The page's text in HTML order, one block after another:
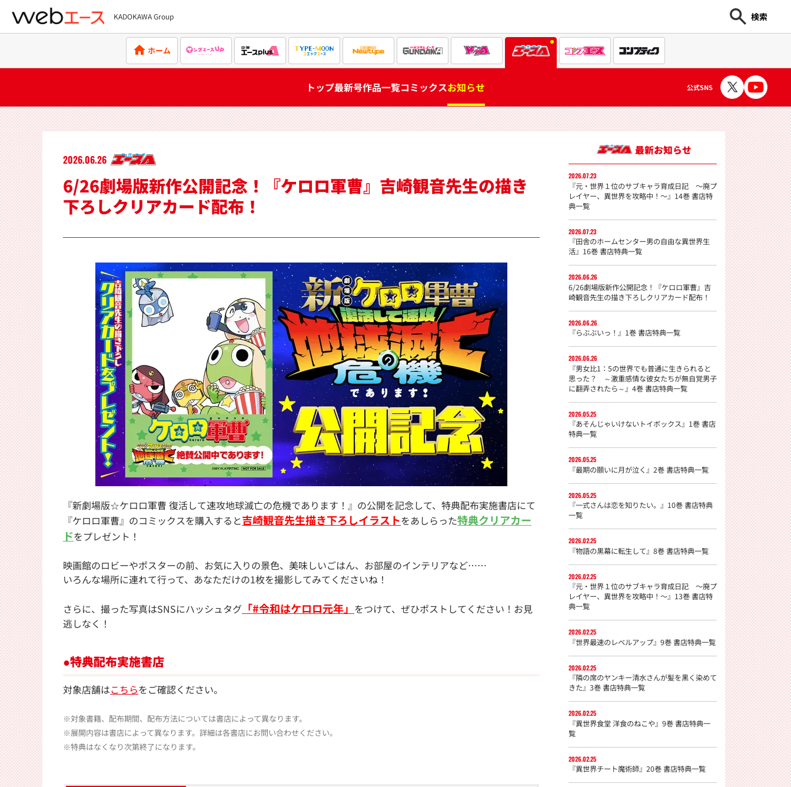
webエース
KADOKAWA Group 検索
ホーム
トップ最新号作品一覧コミックスお知らせ 公式SNS
2026.06.26
6/26劇場版新作公開記念！『ケロロ軍曹』吉崎観音先生の描き
下ろしクリアカード配布！
『新劇場版☆ケロロ軍曹 復活して速攻地球滅亡の危機であります！』の公開を記念して、特典配布実施書店にて
『ケロロ軍曹』のコミックスを購入すると吉崎観音先生描き下ろしイラストをあしらった特典クリアカー
ドをプレゼント！
映画館のロビーやポスターの前、お気に入りの景色、美味しいごはん、お部屋のインテリアなど……
いろんな場所に連れて行って、あなただけの1枚を撮影してみてくださいね！
さらに、撮った写真はSNSにハッシュタグ 「#令和はケロロ元年」​ をつけて、ぜひポストしてください！お見
逃しなく！
●特典配布実施書店
対象店舗はこちらをご確認ください。
※対象書籍、配布期間、配布方法については書店によって異なります。
※展開内容は書店によって異なります。詳細は各書店にお問い合わせください。
※特典はなくなり次第終了になります。
最新お知らせ
2026.07.23
『元・世界１位のサブキャラ育成日記 〜廃プ
レイヤー、異世界を攻略中！〜』14巻 書店特
典一覧
2026.07.23
『田舎のホームセンター男の自由な異世界生
活』16巻 書店特典一覧
2026.06.26
6/26劇場版新作公開記念！『ケロロ軍曹』吉
崎観音先生の描き下ろしクリアカード配布！
2026.06.26
『らぶぶいっ！』1巻 書店特典一覧
2026.06.26
『男女比1：5の世界でも普通に生きられると
思った？ ～激重感情な彼女たちが無自覚男子
に翻弄されたら～』4巻 書店特典一覧
2026.05.25
『あそんじゃいけないトイボックス』1巻 書店
特典一覧
2026.05.25
『最期の願いに月が泣く』2巻 書店特典一覧
2026.05.25
『一式さんは恋を知りたい。』10巻 書店特典
一覧
2026.02.25
『物語の黒幕に転生して』8巻 書店特典一覧
2026.02.25
『元・世界１位のサブキャラ育成日記 〜廃プ
レイヤー、異世界を攻略中！〜』13巻 書店特
典一覧
2026.02.25
『世界最速のレベルアップ』9巻 書店特典一覧
2026.02.25
『隣の席のヤンキー清水さんが髪を黒く染めて
きた』3巻 書店特典一覧
2026.02.25
『異世界食堂 洋食のねこや』9巻 書店特典一
覧
2026.02.25
『異世界チート魔術師』20巻 書店特典一覧